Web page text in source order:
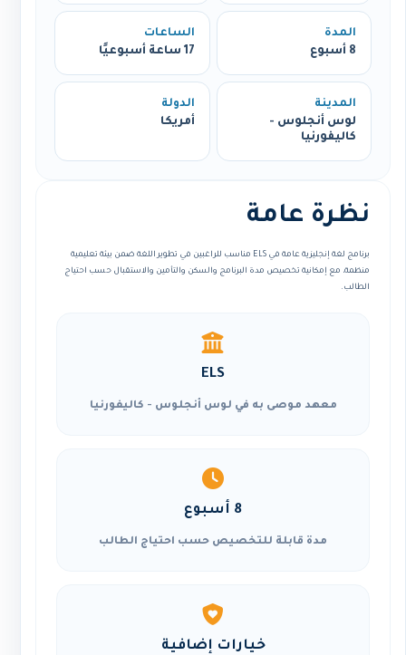
المدة
8 أسبوع
الساعات
17 ساعة أسبوعيًا
المدينة
لوس أنجلوس -
كاليفورنيا
الدولة
أمريكا
نظرة عامة
برنامج لغة إنجليزية عامة في ELS مناسب للراغبين في تطوير اللغة ضمن بيئة تعليمية
منظمة، مع إمكانية تخصيص مدة البرنامج والسكن والتأمين والاستقبال حسب احتياج
الطالب.
ELS
معهد موصى به في لوس أنجلوس - كاليفورنيا
8 أسبوع
مدة قابلة للتخصيص حسب احتياج الطالب
خيارات إضافية